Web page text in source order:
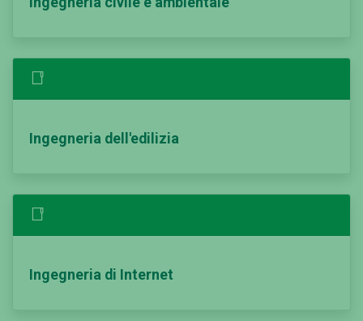
Ingegneria dell'edilizia
Ingegneria di Internet